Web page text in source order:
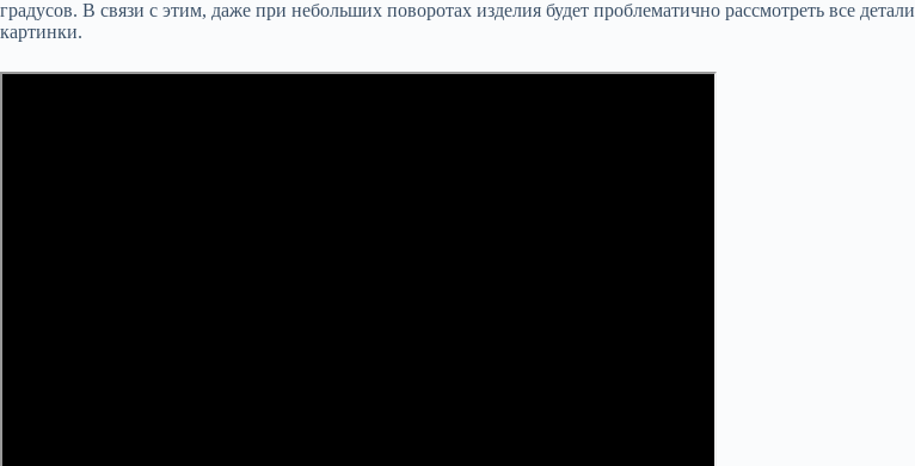
градусов. В связи с этим, даже при небольших поворотах изделия будет проблематично рассмотреть все детали
картинки.